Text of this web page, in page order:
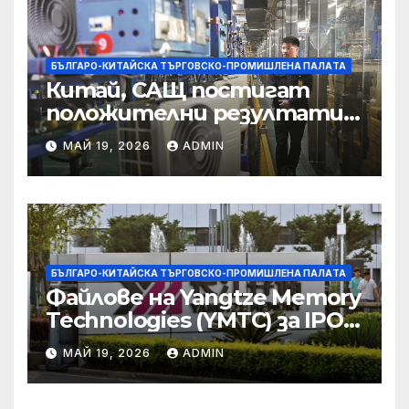
престъпност
БЪЛГАРО-КИТАЙСКА ТЪРГОВСКО-ПРОМИШЛЕНА ПАЛAТА
Китай, САЩ постигат
положителни резултати в
икономическите и
търговски консултации:
министерство
МАЙ 19, 2026 ADMIN
БЪЛГАРО-КИТАЙСКА ТЪРГОВСКО-ПРОМИШЛЕНА ПАЛAТА
Файлове на Yangtze Memory
Technologies (YMTC) за IPO
на STAR Market
МАЙ 19, 2026 ADMIN